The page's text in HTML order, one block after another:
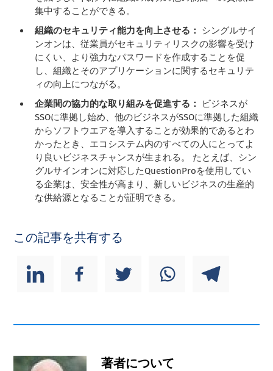
集中することができる。
組織のセキュリティ能力を向上させる： シングルサイ
ンオンは、従業員がセキュリティリスクの影響を受け
にくい、より強力なパスワードを作成することを促
し、組織とそのアプリケーションに関するセキュリテ
ィの向上につながる。
企業間の協力的な取り組みを促進する：
ビジネスが
SSOに準拠し始め、他のビジネスがSSOに準拠した組織
からソフトウエアを導入することが効果的であるとわ
かったとき、エコシステム内のすべての人にとってよ
り良いビジネスチャンスが生まれる。 たとえば、シン
グルサインオンに対応したQuestionProを使用してい
る企業は、安全性が高まり、新しいビジネスの生産的
な供給源となることが証明できる。
この記事を共有する
著者について